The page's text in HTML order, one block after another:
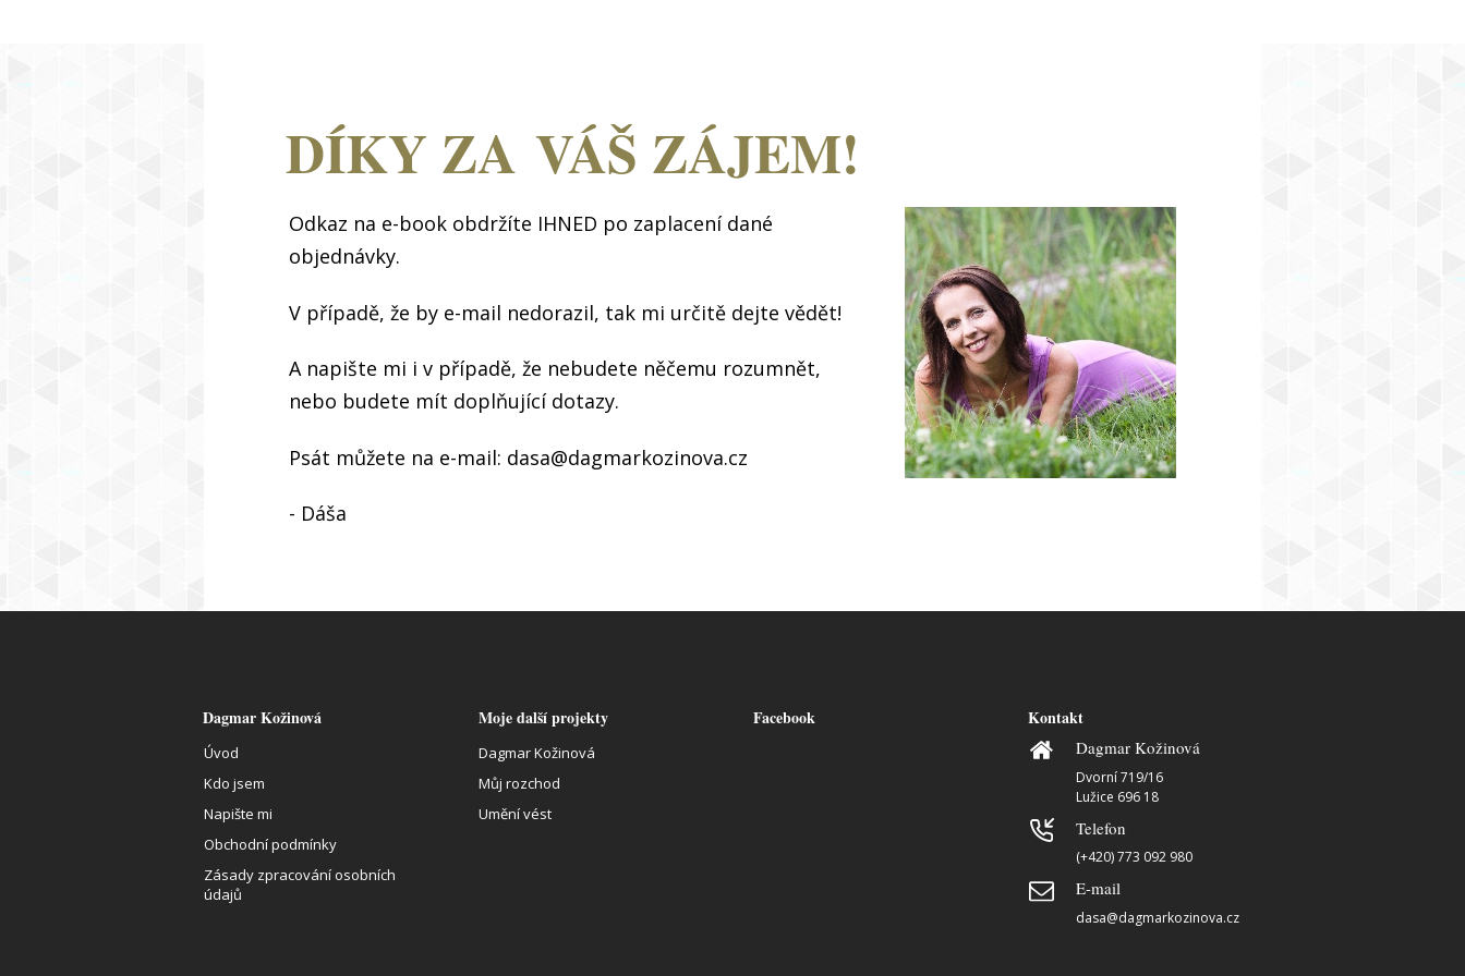
DÍKY ZA VÁŠ ZÁJEM!
Odkaz na e-book obdržíte IHNED po zaplacení dané
objednávky.
V případě, že by e-mail nedorazil, tak mi určitě dejte vědět!
A napište mi i v případě, že nebudete něčemu rozumnět,
nebo budete mít doplňující dotazy.
Psát můžete na e-mail: dasa@dagmarkozinova.cz
- Dáša
Dagmar Kožinová
Úvod
Kdo jsem
Napište mi
Obchodní podmínky
Zásady zpracování osobních
údajů
Moje další projekty
Dagmar Kožinová
Můj rozchod
Umění vést
Facebook Kontakt
Dagmar Kožinová
Dvorní 719/16
Lužice 696 18
Telefon
(+420) 773 092 980
E-mail
dasa@dagmarkozinova.cz